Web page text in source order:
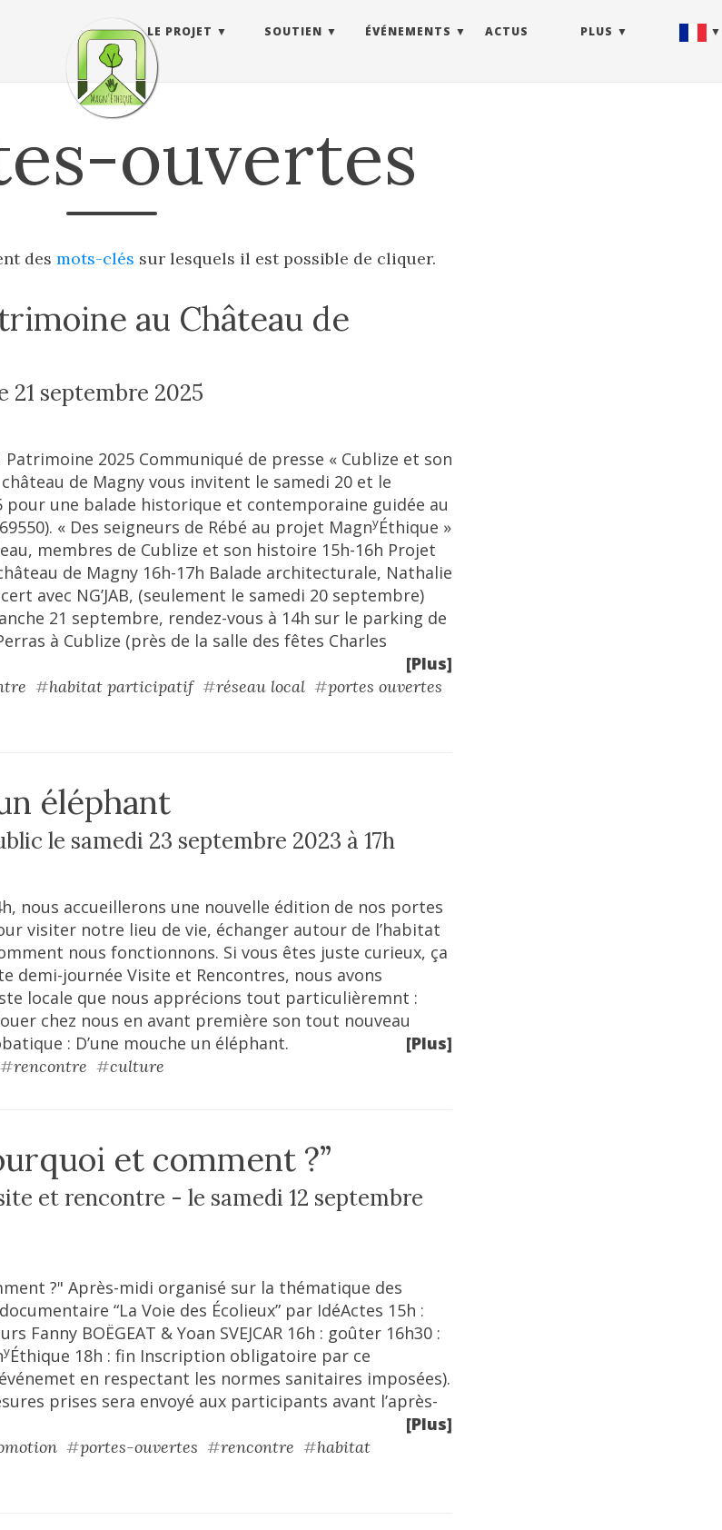
LE PROJET SOUTIEN ÉVÉNEMENTS ACTUS PLUS
ouvertes
des mots-clés sur lesquels il est possible de cliquer.
au Château de
21 septembre 2025
Patrimoine 2025 Communiqué de presse « Cublize et son
de Magny vous invitent le samedi 20 et le
pour une balade historique et contemporaine guidée au
« Des seigneurs de Rébé au projet MagnyÉthique »
membres de Cublize et son histoire 15h-16h Projet
de Magny 16h-17h Balade architecturale, Nathalie
avec NG’JAB, (seulement le samedi 20 septembre)
21 septembre, rendez-vous à 14h sur le parking de
à Cublize (près de la salle des fêtes Charles
[Plus]
#habitat participatif#réseau local #portes ouvertes
éléphant
le samedi 23 septembre 2023 à 17h
nous accueillerons une nouvelle édition de nos portes
visiter notre lieu de vie, échanger autour de l’habitat
nous fonctionnons. Si vous êtes juste curieux, ça
demi-journée Visite et Rencontres, nous avons
locale que nous apprécions tout particulièremnt :
chez nous en avant première son tout nouveau
: D’une mouche un éléphant.
[Plus]
#rencontre #culture
et comment ?”
et rencontre - le samedi 12 septembre
?" Après-midi organisé sur la thématique des
“La Voie des Écolieux” par IdéActes 15h :
Fanny BOËGEAT & Yoan SVEJCAR 16h : goûter 16h30 :
yÉthique 18h : fin Inscription obligatoire par ce
en respectant les normes sanitaires imposées).
prises sera envoyé aux participants avant l’après-
[Plus]
#portes-ouvertes #rencontre #habitat